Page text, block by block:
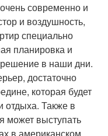
современно и
и воздушность,
специально
планировка и
в наши дни.
достаточно
которая будет
отдыха. Также в
может выступать